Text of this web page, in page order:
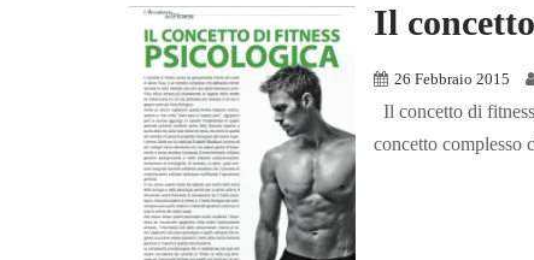
Il
26 Febbraio 2015
Il concetto di
concetto complesso